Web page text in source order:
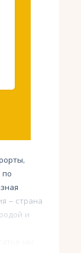
по
– страна
и